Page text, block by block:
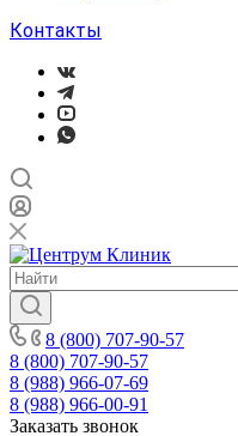
Контакты
8 (800) 707-90-57
8 (800) 707-90-57
8 (988) 966-07-69
8 (988) 966-00-91
Заказать звонок